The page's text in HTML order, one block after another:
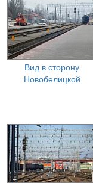
Вид в сторону
Новобелицкой